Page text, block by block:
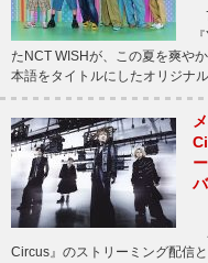
たNCT WISHが、この夏を爽や
本語をタイトルにしたオリジナ
Circus』のストリーミング配信